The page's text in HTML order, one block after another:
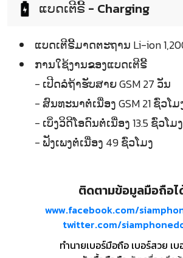
ແບດເຕີຣີ້ - Charging
ແບດເຕີຣີ້ມາດຕະຖານ Li-ion
ການໃຊ້ງານຂອງແບດເຕີຣີ້
- ເປີດລໍຖ້າຮັບສາຍ GSM 27 ວັນ
- ສົນທະນາຕໍ່ເນື່ອງ GSM 21 ຊົ່ວໂມ
- ເບິ່ງວິດີໂອດົນຕໍ່ເນື່ອງ 13.5 ຊົ່ວໂມງ
- ຟັງເພງຕໍ່ເນື່ອງ 49 ຊົ່ວໂມງ
ติดตามข้อมูลมือถือไ
www.facebook.com/
twitter.com/
ทำนายเบอร์มือถือ เบอร์สวย เ